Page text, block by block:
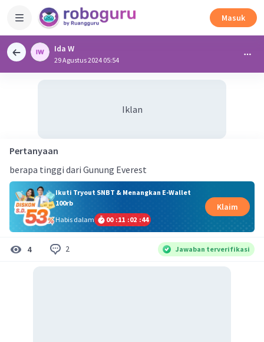
Masuk
Ida W
29 Agustus 2024 05:54
Iklan
Pertanyaan
berapa tinggi dari Gunung Everest
Ikuti Tryout SNBT & Menangkan E-Wallet
100rb
Habis dalam
00 :11 :02 :44
Klaim
4 2 Jawaban terverifikasi